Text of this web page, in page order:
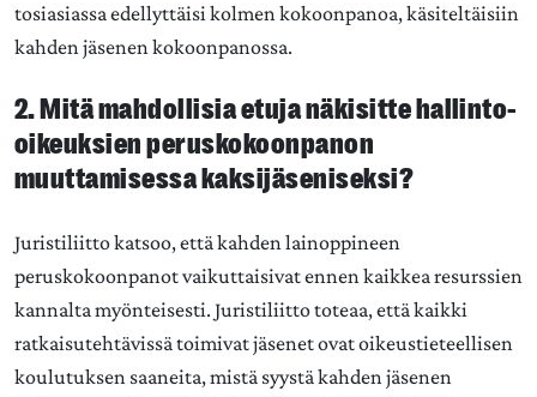
tosiasiassa edellyttäisi kolmen kokoonpanoa, käsiteltäisiin
kahden jäsenen kokoonpanossa.
2. Mitä mahdollisia etuja näkisitte hallinto-
oikeuksien peruskokoonpanon
muuttamisessa kaksijäseniseksi?
Juristiliitto katsoo, että kahden lainoppineen
peruskokoonpanot vaikuttaisivat ennen kaikkea resurssien
kannalta myönteisesti. Juristiliitto toteaa, että kaikki
ratkaisutehtävissä toimivat jäsenet ovat oikeustieteellisen
koulutuksen saaneita, mistä syystä kahden jäsenen